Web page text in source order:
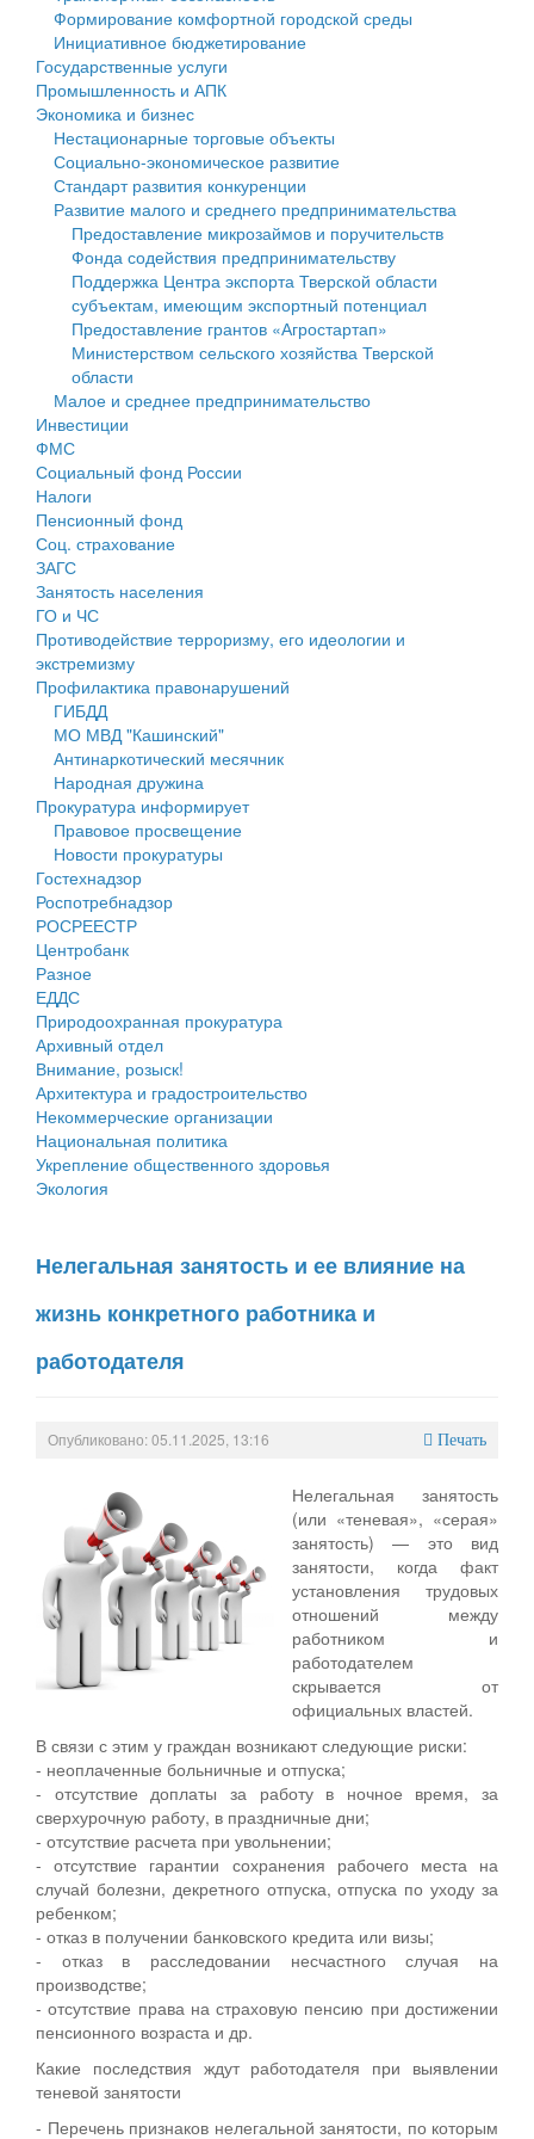
Государственные услуги
Промышленность и АПК
Экономика и бизнес
Символика
Устав
Гостям округа
Туризм
Культура
Образование
Здравоохранение
Социальная защита
Фотоальбом
муниципального округа Тверской области
Администрация Кашинского муниципального округа
Тверской области
Управление сельскими территориями
Открытые данные
Работа с обращениями граждан
Муниципальный контроль
Муниципальные услуги
Проекты административных регламентов
Антимонопольный комплаенс
Противодействие коррупции
Финансовое управление
Бюджет для граждан
Имущество
Выявление правообладателей ранее учтенных
объектов недвижимости
Имущественная поддержка субъектов малого и
среднего предпринимательства
Информационная поддержка субъектов малого и
среднего предпринимательства
Муниципальные программы
Контрольно-счетная палата
Персональные данные
Оценка регулирующего воздействия
Деятельность МУ
Нормативы градостроительного проектирования
Правила землепользования и застройки
Генеральные планы
Проекты планировки территории
Собрание депутатов
Городское поселение
Сельские поселения
Формирование комфортной городской среды
Инициативное бюджетирование
Государственные услуги
Промышленность и АПК
Экономика и бизнес
Нестационарные торговые объекты
Социально-экономическое развитие
Стандарт развития конкуренции
Развитие малого и среднего предпринимательства
Предоставление микрозаймов и поручительств
Фонда содействия предпринимательству
Поддержка Центра экспорта Тверской области
субъектам, имеющим экспортный потенциал
Предоставление грантов «Агростартап»
Министерством сельского хозяйства Тверской
области
Малое и среднее предпринимательство
Инвестиции
ФМС
Социальный фонд России
Налоги
Пенсионный фонд
Соц. страхование
ЗАГС
Занятость населения
ГО и ЧС
Противодействие терроризму, его идеологии и
экстремизму
Профилактика правонарушений
ГИБДД
МО МВД "Кашинский"
Антинаркотический месячник
Народная дружина
Прокуратура информирует
Правовое просвещение
Новости прокуратуры
Гостехнадзор
Роспотребнадзор
РОСРЕЕСТР
Центробанк
Разное
ЕДДС
Природоохранная прокуратура
Архивный отдел
Внимание, розыск!
Архитектура и градостроительство
Некоммерческие организации
Национальная политика
Укрепление общественного здоровья
Экология
Нелегальная занятость и ее влияние на
жизнь конкретного работника и
работодателя
Опубликовано: 05.11.2025, 13:16 Печать
Нелегальная занятость
(или «теневая», «серая»
занятость) — это вид
занятости, когда факт
установления трудовых
отношений между
работником и
работодателем
скрывается от
официальных властей.
В связи с этим у граждан возникают следующие риски:
- неоплаченные больничные и отпуска;
- отсутствие доплаты за работу в ночное время, за
сверхурочную работу, в праздничные дни;
- отсутствие расчета при увольнении;
- отсутствие гарантии сохранения рабочего места на
случай болезни, декретного отпуска, отпуска по уходу за
ребенком;
- отказ в получении банковского кредита или визы;
- отказ в расследовании несчастного случая на
производстве;
- отсутствие права на страховую пенсию при достижении
пенсионного возраста и др.
Какие последствия ждут работодателя при выявлении
теневой занятости
- Перечень признаков нелегальной занятости, по которым